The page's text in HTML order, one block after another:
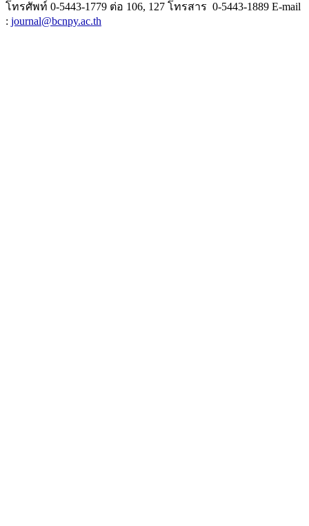
โทรศัพท์ 0-5443-1779 ต่อ 106, 127 โทรสาร 0-5443-1889 E-mail
: journal@bcnpy.ac.th